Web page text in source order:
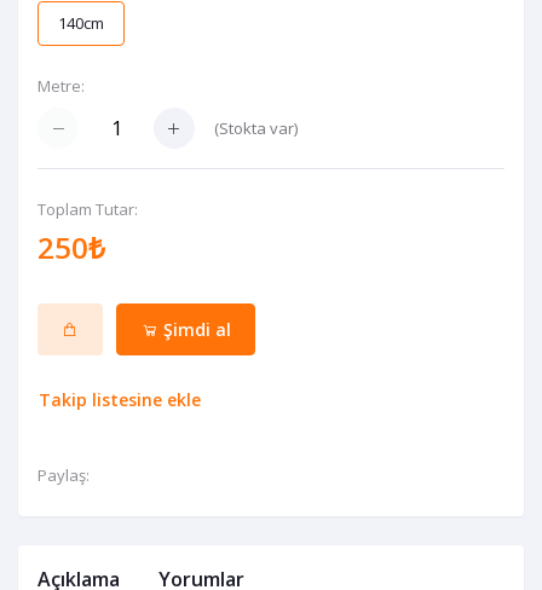
140cm
Metre:
(Stokta var)
Toplam Tutar:
250₺
Şimdi al
Takip listesine ekle
Paylaş:
Açıklama Yorumlar